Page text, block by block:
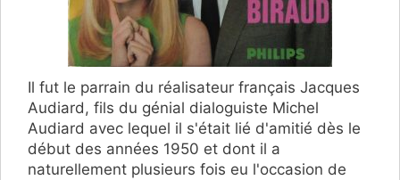
Il fut le parrain du réalisateur français Jacques
Audiard, fils du génial dialoguiste Michel
Audiard avec lequel il s'était lié d'amitié dès le
début des années 1950 et dont il a
naturellement plusieurs fois eu l'occasion de